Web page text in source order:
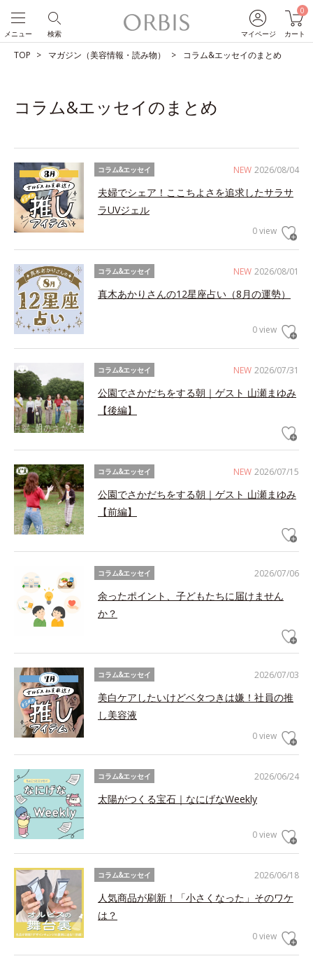
マイページ
0
カート
検索
メニュー
TOP マガジン（美容情報・読み物） コラム&エッセイのまとめ
コラム&エッセイのまとめ
NEW 2026/08/04
コラム&エッセイ
夫婦でシェア！ここちよさを追求したサラサ
ラUVジェル
0 view
NEW 2026/08/01
コラム&エッセイ
真木あかりさんの12星座占い（8月の運勢）
0 view
NEW 2026/07/31
コラム&エッセイ
公園でさかだちをする朝｜ゲスト 山瀬まゆみ
【後編】
NEW 2026/07/15
コラム&エッセイ
公園でさかだちをする朝｜ゲスト 山瀬まゆみ
【前編】
2026/07/06
コラム&エッセイ
余ったポイント、子どもたちに届けません
か？
2026/07/03
コラム&エッセイ
美白ケアしたいけどベタつきは嫌！社員の推
し美容液
0 view
2026/06/24
コラム&エッセイ
太陽がつくる宝石｜なにげなWeekly
0 view
2026/06/18
コラム&エッセイ
人気商品が刷新！「小さくなった」そのワケ
は？
0 view